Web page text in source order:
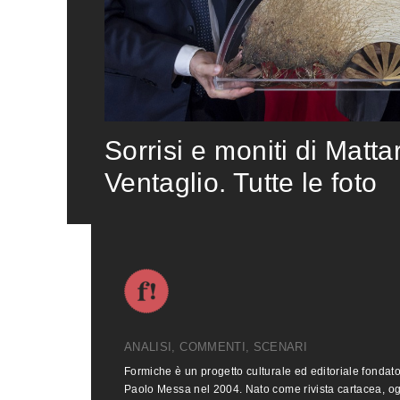
Sorrisi e moniti di
Ventaglio. Tutte le foto
ANALISI, COMMENTI, SCENARI
Formiche è un progetto culturale ed editoriale
Paolo Messa nel 2004. Nato come rivista cartacea,